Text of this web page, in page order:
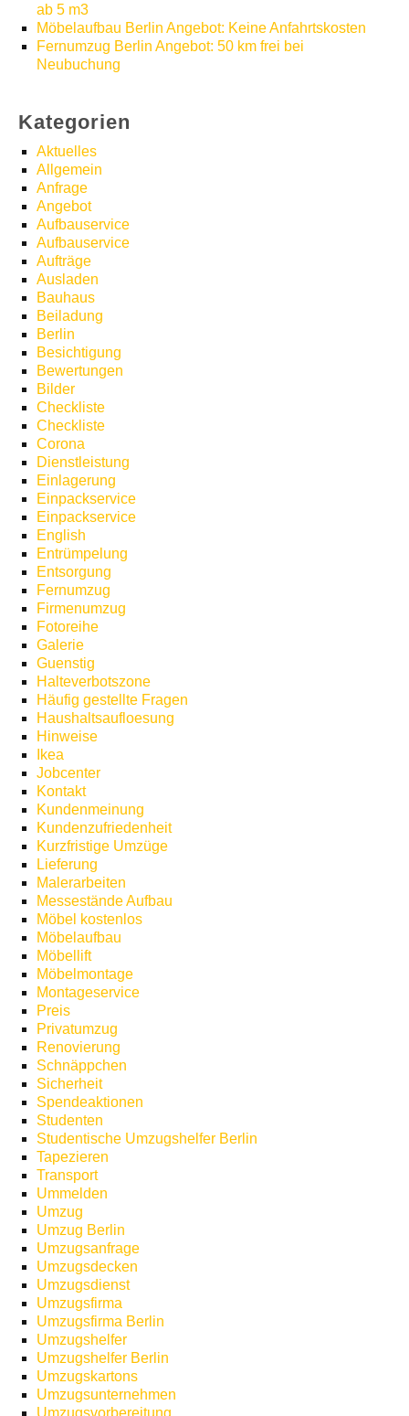
ab 5 m3
Möbelaufbau Berlin Angebot: Keine Anfahrtskosten
Fernumzug Berlin Angebot: 50 km frei bei
Neubuchung
Kategorien
Aktuelles
Allgemein
Anfrage
Angebot
Aufbauservice
Aufbauservice
Aufträge
Ausladen
Bauhaus
Beiladung
Berlin
Besichtigung
Bewertungen
Bilder
Checkliste
Checkliste
Corona
Dienstleistung
Einlagerung
Einpackservice
Einpackservice
English
Entrümpelung
Entsorgung
Fernumzug
Firmenumzug
Fotoreihe
Galerie
Guenstig
Halteverbotszone
Häufig gestellte Fragen
Haushaltsaufloesung
Hinweise
Ikea
Jobcenter
Kontakt
Kundenmeinung
Kundenzufriedenheit
Kurzfristige Umzüge
Lieferung
Malerarbeiten
Messestände Aufbau
Möbel kostenlos
Möbelaufbau
Möbellift
Möbelmontage
Montageservice
Preis
Privatumzug
Renovierung
Schnäppchen
Sicherheit
Spendeaktionen
Studenten
Studentische Umzugshelfer Berlin
Tapezieren
Transport
Ummelden
Umzug
Umzug Berlin
Umzugsanfrage
Umzugsdecken
Umzugsdienst
Umzugsfirma
Umzugsfirma Berlin
Umzugshelfer
Umzugshelfer Berlin
Umzugskartons
Umzugsunternehmen
Umzugsvorbereitung